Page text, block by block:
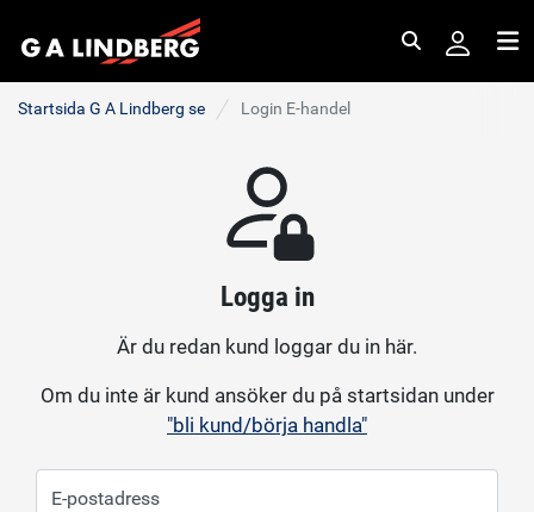
Startsida G A Lindberg se Login E-handel
Logga in
Är du redan kund loggar du in här.
Om du inte är kund ansöker du på startsidan under
"bli kund/börja handla"
E-postadress